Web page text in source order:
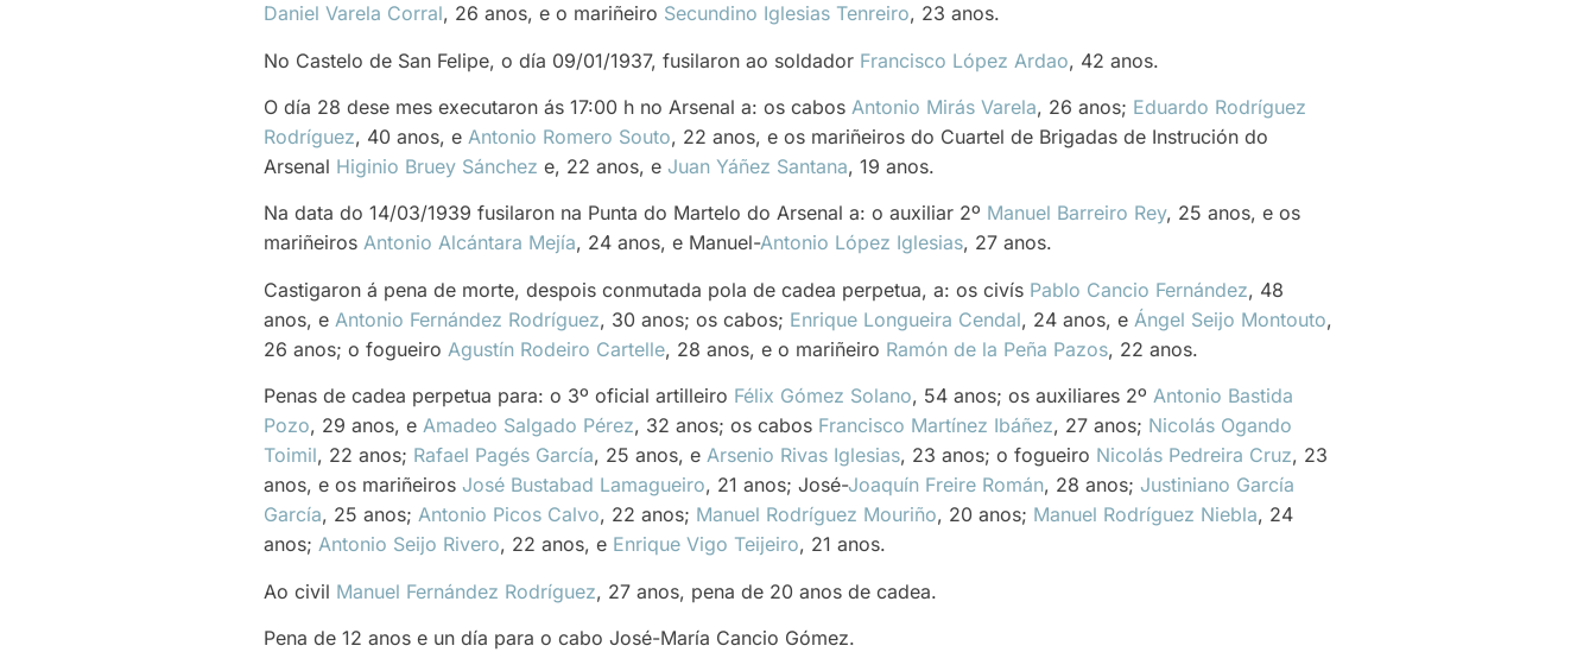
Daniel Varela Corral, 26 anos, e o mariñeiro Secundino Iglesias Tenreiro, 23 anos.
No Castelo de San Felipe, o día 09/01/1937, fusilaron ao soldador Francisco López Ardao, 42 anos.
O día 28 dese mes executaron ás 17:00 h no Arsenal a: os cabos Antonio Mirás Varela, 26 anos; Eduardo Rodríguez
Rodríguez, 40 anos, e Antonio Romero Souto, 22 anos, e os mariñeiros do Cuartel de Brigadas de Instrución do
Arsenal Higinio Bruey Sánchez e, 22 anos, e Juan Yáñez Santana, 19 anos.
Na data do 14/03/1939 fusilaron na Punta do Martelo do Arsenal a: o auxiliar 2º Manuel Barreiro Rey, 25 anos, e os
mariñeiros Antonio Alcántara Mejía, 24 anos, e Manuel-Antonio López Iglesias, 27 anos.
Castigaron á pena de morte, despois conmutada pola de cadea perpetua, a: os civís Pablo Cancio Fernández, 48
anos, e Antonio Fernández Rodríguez, 30 anos; os cabos; Enrique Longueira Cendal, 24 anos, e Ángel Seijo Montouto,
26 anos; o fogueiro Agustín Rodeiro Cartelle, 28 anos, e o mariñeiro Ramón de la Peña Pazos, 22 anos.
Penas de cadea perpetua para: o 3º oficial artilleiro Félix Gómez Solano, 54 anos; os auxiliares 2º Antonio Bastida
Pozo, 29 anos, e Amadeo Salgado Pérez, 32 anos; os cabos Francisco Martínez Ibáñez, 27 anos; Nicolás Ogando
Toimil, 22 anos; Rafael Pagés García, 25 anos, e Arsenio Rivas Iglesias, 23 anos; o fogueiro Nicolás Pedreira Cruz, 23
anos, e os mariñeiros José Bustabad Lamagueiro, 21 anos; José-Joaquín Freire Román, 28 anos; Justiniano García
García, 25 anos; Antonio Picos Calvo, 22 anos; Manuel Rodríguez Mouriño, 20 anos; Manuel Rodríguez Niebla, 24
anos; Antonio Seijo Rivero, 22 anos, e Enrique Vigo Teijeiro, 21 anos.
Ao civil Manuel Fernández Rodríguez, 27 anos, pena de 20 anos de cadea.
Pena de 12 anos e un día para o cabo José-María Cancio Gómez.